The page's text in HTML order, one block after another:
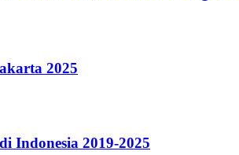
2025
Indonesia 2019-2025